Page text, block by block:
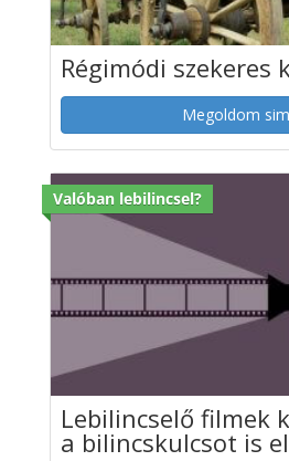
Régimódi szekeres
Megoldom
Valóban lebilincsel?
Lebilincselő filmek
a bilincskulcsot is